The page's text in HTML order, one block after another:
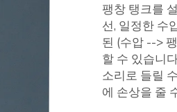
팽창 탱크를
선, 일정한 수
된 (수압 -->
할 수 있습니
소리로 들릴
에 손상을 줄